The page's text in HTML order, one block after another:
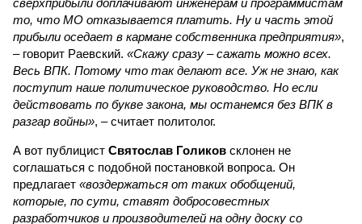
сверхприбыли доплачивают инженерам и программистам
то, что МО отказывается платить. Ну и часть этой
прибыли оседает в кармане собственника предприятия»,
– говорит Раевский. «Скажу сразу – сажать можно всех.
Весь ВПК. Потому что так делают все. Уж не знаю, как
поступит наше политическое руководство. Но если
действовать по букве закона, мы останемся без ВПК в
разгар войны», – считает политолог.
А вот публицист Святослав Голиков склонен не
соглашаться с подобной постановкой вопроса. Он
предлагает «воздержаться от таких обобщений,
которые, по сути, ставят добросовестных
разработчиков и производителей на одну доску со